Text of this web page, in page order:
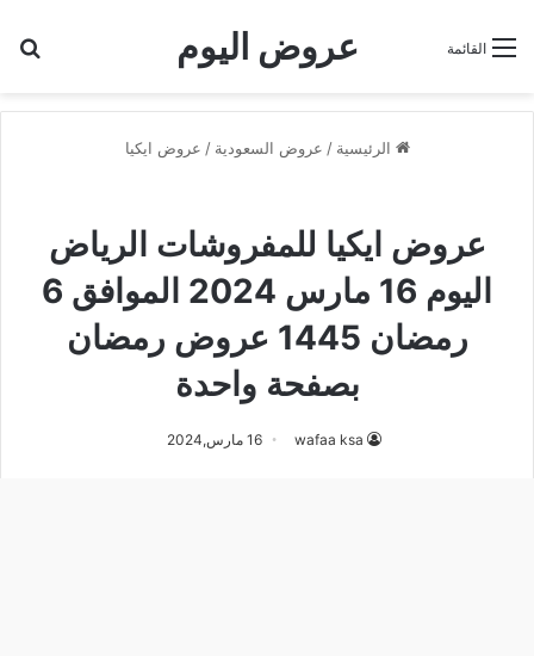
عروض اليوم القائمة
الرئيسية / عروض السعودية / عروض ايكيا
عروض ايكيا للمفروشات الرياض
اليوم 16 مارس 2024 الموافق 6
رمضان 1445 عروض رمضان
بصفحة واحدة
wafaa ksa 16 مارس,2024